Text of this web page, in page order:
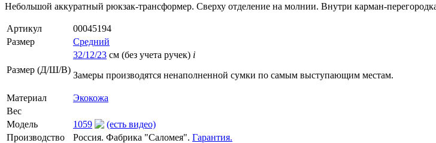
Небольшой аккуратный рюкзак-трансформер. Сверху отделение на молнии. Внутри карман-
Артикул
00045194
Размер
Средний
Размер (Д/Ш/В)
32/12/23 см (без учета ручек) i
Замеры производятся ненаполненной сумки по самым выступающим местам.
Материал
Экокожа
Вес
Модель
1059
(есть видео)
Производство
Россия. Фабрика "Саломея". Гарантия.